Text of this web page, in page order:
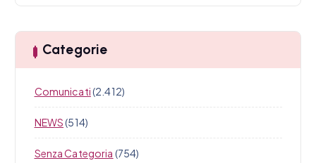
Categorie
Comunicati(2.412)
NEWS(514)
Senza Categoria (754)